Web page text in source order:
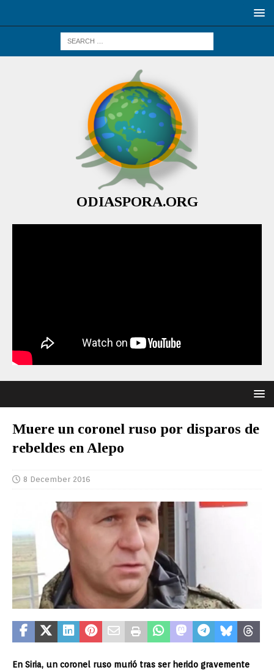
ODIASPORA.ORG
Muere un coronel ruso por disparos de
rebeldes en Alepo
8 December 2016
En Siria, un coronel ruso murió tras ser herido gravemente